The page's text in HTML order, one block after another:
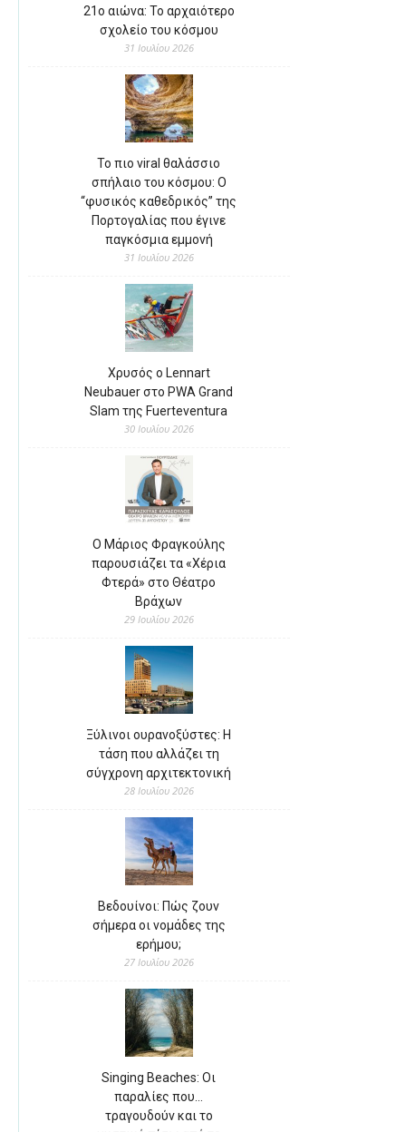
21ο αιώνα: Το αρχαιότερο
σχολείο του κόσμου
31 Ιουλίου 2026
Το πιο viral θαλάσσιο
σπήλαιο του κόσμου: Ο
“φυσικός καθεδρικός” της
Πορτογαλίας που έγινε
παγκόσμια εμμονή
31 Ιουλίου 2026
Χρυσός ο Lennart
Neubauer στο PWA Grand
Slam της Fuerteventura
30 Ιουλίου 2026
Ο Μάριος Φραγκούλης
παρουσιάζει τα «Χέρια
Φτερά» στο Θέατρο
Βράχων
29 Ιουλίου 2026
Ξύλινοι ουρανοξύστες: Η
τάση που αλλάζει τη
σύγχρονη αρχιτεκτονική
28 Ιουλίου 2026
Βεδουίνοι: Πώς ζουν
σήμερα οι νομάδες της
ερήμου;
27 Ιουλίου 2026
Singing Beaches: Οι
παραλίες που…
τραγουδούν και το